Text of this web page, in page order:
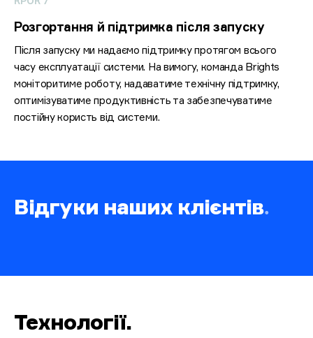
Розгортання й підтримка після запуску
Після запуску ми надаємо підтримку протягом всього
часу експлуатації системи. На вимогу, команда Brights
моніторитиме роботу, надаватиме технічну підтримку,
оптимізуватиме продуктивність та забезпечуватиме
постійну користь від системи.
Відгуки наших клієнтів.
Технології.